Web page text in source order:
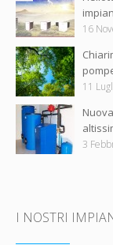
16
11
3
I NOSTRI